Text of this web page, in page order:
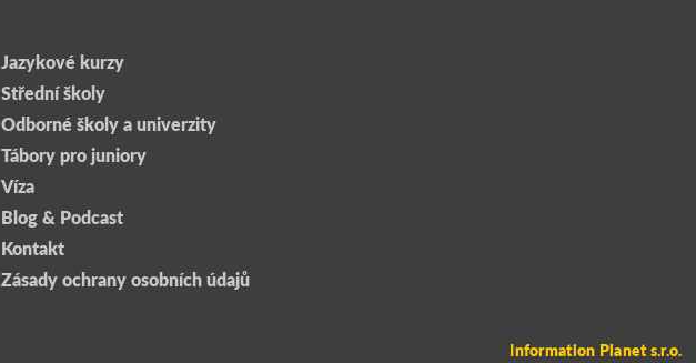
Jazykové kurzy
Střední školy
Odborné školy a univerzity
Tábory pro juniory
Víza
Blog & Podcast
Kontakt
Zásady ochrany osobních údajů
Information Planet s.r.o.